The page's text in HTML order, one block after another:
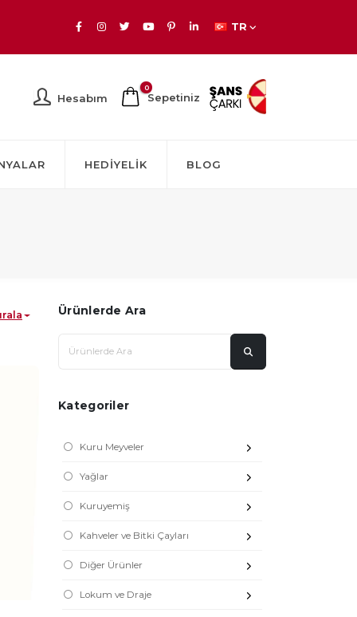
TR
Hesabım
0
Sepetiniz
HEDIYELIK BLOG
Ürünlerde Ara
Kategoriler
Kuru Meyveler
Yağlar
Kuruyemiş
Kahveler ve Bitki Çayları
Diğer Ürünler
Lokum ve Draje